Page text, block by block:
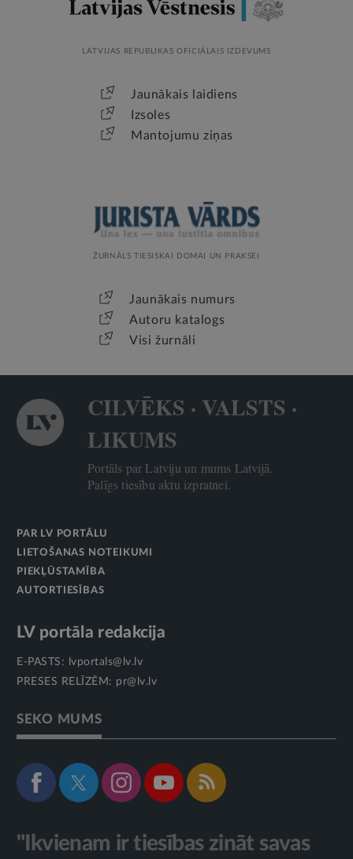
LATVIJAS REPUBLIKAS OFICIĀLAIS IZDEVUMS
Jaunākais laidiens
Izsoles
Mantojumu ziņas
ŽURNĀLS TIESISKAI DOMAI UN PRAKSEI
Jaunākais numurs
Autoru katalogs
Visi žurnāli
CILVĒKS · VALSTS ·
LIKUMS
Portāls par Latviju un mums Latvijā.
Palīgs tiesību aktu izpratnei.
PAR LV PORTĀLU
LIETOŠANAS NOTEIKUMI
PIEKĻŪSTAMĪBA
AUTORTIESĪBAS
LV portāla redakcija
E-PASTS:
lvportals@lv.lv
PRESES RELĪZĒM: pr@lv.lv
SEKO MUMS
"Ikvienam ir tiesības zināt savas